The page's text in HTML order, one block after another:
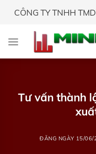
CÔNG TY TNHH
Tư vấn thành
ĐĂNG NGÀY 15/06/